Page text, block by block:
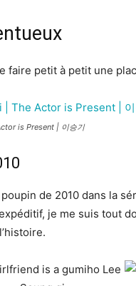
faire petit à petit une
is Present | 이승기
de 2010 dans la
je me suis tout